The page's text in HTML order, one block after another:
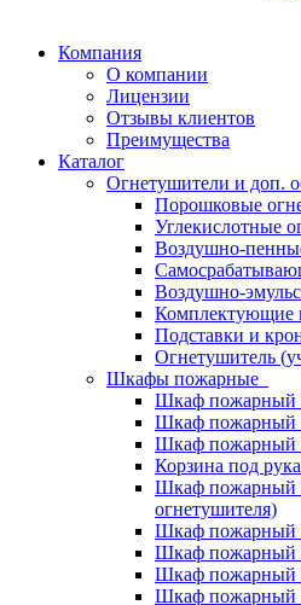
Компания
О компании
Лицензии
Отзывы клиентов
Преимущества
Каталог
Огнетушители и доп.
Порошковые
Углекислотные
Воздушно-
Воздушно-
Комплектующие
Подставки и
Огнетушитель
Шкафы пожарные
Шкаф
Шкаф
Шкаф
Корзина под
Шкаф
огнетушителя)
Шкаф
Шкаф
Шкаф
Шкаф